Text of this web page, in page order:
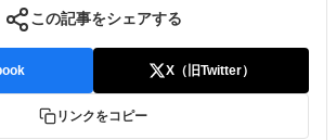
この記事をシェアする
X（旧Twitter）
リンクをコピー